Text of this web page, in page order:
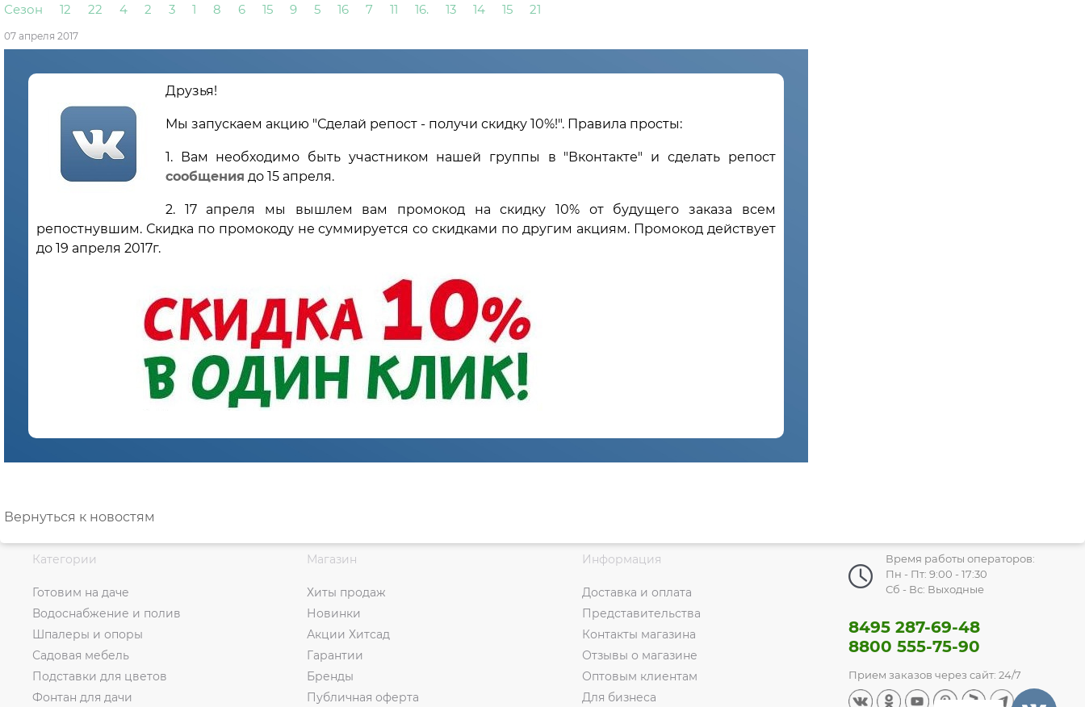
Сезон
12 22 4 2 3 1 8 6 15 9 5 16 7 11 16. 13 14 15 21
07 апреля 2017
Друзья!
Мы запускаем акцию "Сделай репост - получи скидку 10%!". Правила просты:
1. Вам необходимо быть участником нашей группы в "Вконтакте" и сделать репост
сообщения до 15 апреля.
2. 17 апреля мы вышлем вам промокод на скидку 10% от будущего заказа всем
репостнувшим. Скидка по промокоду не суммируется со скидками по другим акциям. Промокод действует
до 19 апреля 2017г.
Вернуться к новостям
Категории
Готовим на даче
Водоснабжение и полив
Шпалеры и опоры
Садовая мебель
Подставки для цветов
Фонтан для дачи
Магазин
Хиты продаж
Новинки
Акции Хитсад
Гарантии
Бренды
Публичная оферта
Информация
Доставка и оплата
Представительства
Контакты магазина
Отзывы о магазине
Оптовым клиентам
Для бизнеса
Время работы операторов:
Пн - Пт: 9:00 - 17:30
Сб - Вс: Выходные
8495 287-69-48
8800 555-75-90
Прием заказов через сайт: 24/7